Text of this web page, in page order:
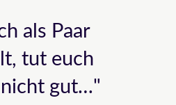
als Paar
tut euch
nicht gut…"